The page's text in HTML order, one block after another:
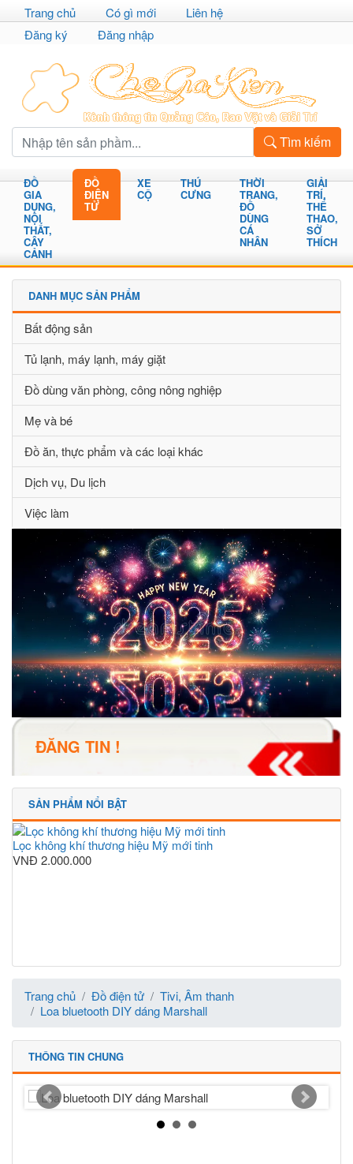
Trang chủ Có gì mới
Liên hệ
Đăng ký
Đăng nhập
Tìm kiếm
ĐỒ
GIA
DỤNG,
NỘI
THẤT,
CÂY
CẢNH
ĐỒ
ĐIỆN
TỬ
XE
CỘ
THÚ
CƯNG
THỜI
TRANG,
ĐỒ
DÙNG
CÁ
NHÂN
GIẢI
TRÍ,
THỂ
THAO,
SỞ
THÍCH
DANH MỤC SẢN PHẨM
Bất động sản
Tủ lạnh, máy lạnh, máy giặt
Đồ dùng văn phòng, công nông nghiệp
Mẹ và bé
Đồ ăn, thực phẩm và các loại khác
Dịch vụ, Du lịch
Việc làm
ĐĂNG TIN !
SẢN PHẨM NỔI BẬT
Lọc không khí thương hiệu Mỹ mới tinh
VNĐ 2.000.000
Trang chủ Đồ điện tử
Tivi, Âm thanh
Loa bluetooth DIY dáng Marshall
THÔNG TIN CHUNG